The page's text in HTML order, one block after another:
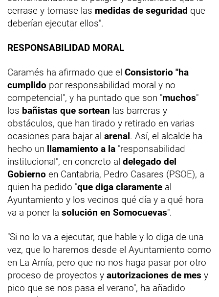
cerrase y tomase las medidas de seguridad que
deberían ejecutar ellos".
RESPONSABILIDAD MORAL
Caramés ha afirmado que el Consistorio "ha
cumplido por responsabilidad moral y no
competencial", y ha puntado que son "muchos"
los bañistas que sortean las barreras y
obstáculos, que han tirado y retirado en varias
ocasiones para bajar al arenal. Así, el alcalde ha
hecho un llamamiento a la "responsabilidad
institucional", en concreto al delegado del
Gobierno en Cantabria, Pedro Casares (PSOE), a
quien ha pedido "que diga claramente al
Ayuntamiento y los vecinos qué día y a qué hora
va a poner la solución en Somocuevas".
"Si no lo va a ejecutar, que hable y lo diga de una
vez, que lo haremos desde el Ayuntamiento como
en La Arnía, pero que no nos haga pasar por otro
proceso de proyectos y autorizaciones de mes y
pico que se nos pasa el verano", ha añadido